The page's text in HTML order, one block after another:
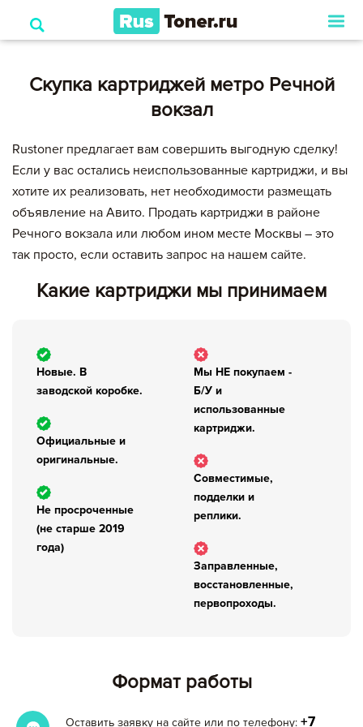
Скупка картриджей метро Речной
вокзал
Rustoner предлагает вам совершить выгодную сделку!
Если у вас остались неиспользованные картриджи, и вы
хотите их реализовать, нет необходимости размещать
объявление на Авито. Продать картриджи в районе
Речного вокзала или любом ином месте Москвы – это
так просто, если оставить запрос на нашем сайте.
Какие картриджи мы принимаем
Новые. В
заводской коробке.
Официальные и
оригинальные.
Не просроченные
(не старше 2019
года)
Мы НЕ покупаем -
Б/У и
использованные
картриджи.
Совместимые,
подделки и
реплики.
Заправленные,
восстановленные,
первопроходы.
Формат работы
Оставить заявку на сайте или по телефону: +7